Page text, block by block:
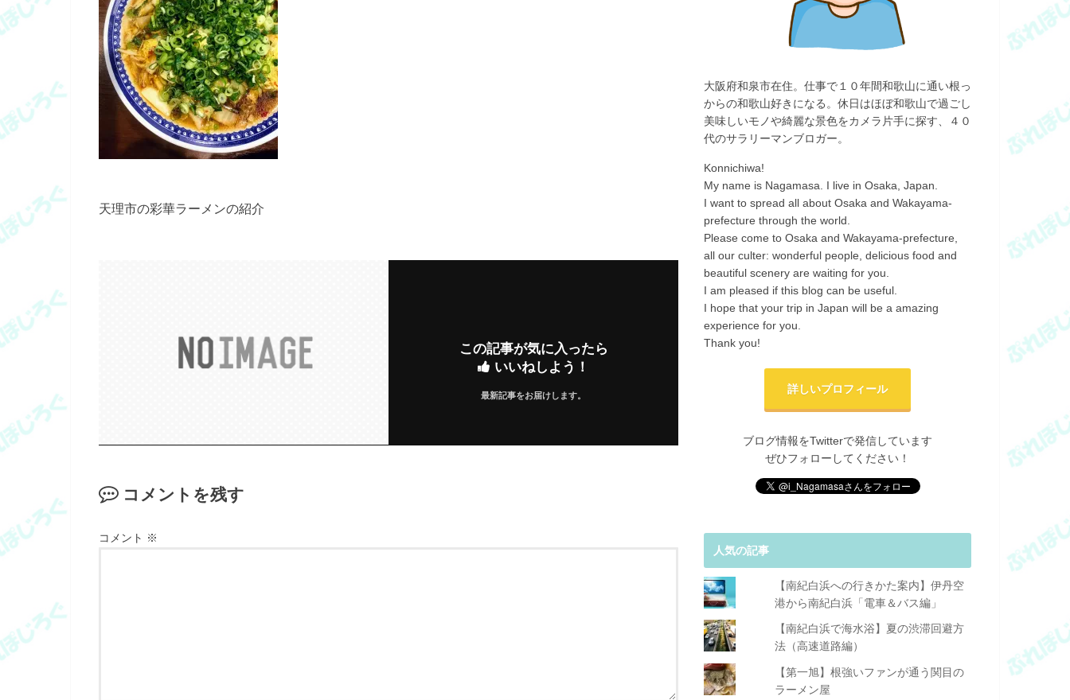
天理市の彩華ラーメンの紹介
この記事が気に入ったら
いいねしよう！
最新記事をお届けします。
コメントを残す
コメント ※
大阪府和泉市在住。仕事で１０年間和歌山に通い根っ
からの和歌山好きになる。休日はほぼ和歌山で過ごし
美味しいモノや綺麗な景色をカメラ片手に探す、４０
代のサラリーマンブロガー。
Konnichiwa!
My name is Nagamasa. I live in Osaka, Japan.
I want to spread all about Osaka and Wakayama-
prefecture through the world.
Please come to Osaka and Wakayama-prefecture,
all our culter: wonderful people, delicious food and
beautiful scenery are waiting for you.
I am pleased if this blog can be useful.
I hope that your trip in Japan will be a amazing
experience for you.
Thank you!
詳しいプロフィール
ブログ情報をTwitterで発信しています
ぜひフォローしてください！
人気の記事
【南紀白浜への行きかた案内】伊丹空
港から南紀白浜「電車＆バス編」
【南紀白浜で海水浴】夏の渋滞回避方
法（高速道路編）
【第一旭】根強いファンが通う関目の
ラーメン屋